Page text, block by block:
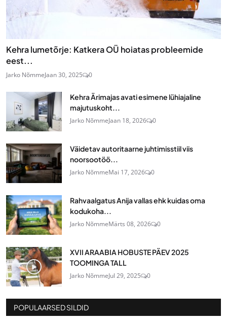
Kehra lumetõrje: Katkera OÜ hoiatas probleemide
eest...
Jarko NõmmeJaan 30, 2025 0
Kehra Ärimajas avati esimene lühiajaline
majutuskoht...
Jarko NõmmeJaan 18, 2026 0
Väidetav autoritaarne juhtimisstiil viis
noorsootöö...
Jarko NõmmeMai 17, 2026 0
Rahvaalgatus Anija vallas ehk kuidas oma
kodukoha...
Jarko NõmmeMärts 08, 2026 0
XVII ARAABIA HOBUSTE PÄEV 2025
TOOMINGA TALL
Jarko NõmmeJul 29, 2025 0
POPULAARSED SILDID